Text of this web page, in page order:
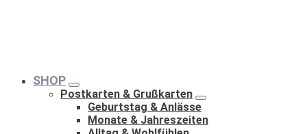
SHOP
Postkarten & Grußkarten
Geburtstag & Anlässe
Monate & Jahreszeiten